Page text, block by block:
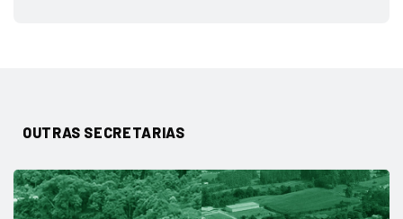
OUTRAS SECRETARIAS